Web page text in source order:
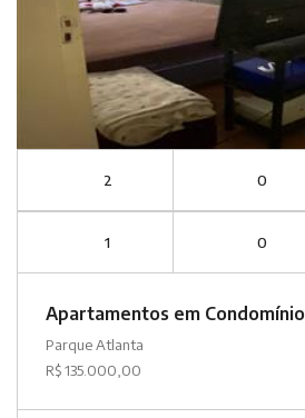
2 0
1 0
Apartamentos em Condomínio
Parque Atlanta
R$ 135.000,00